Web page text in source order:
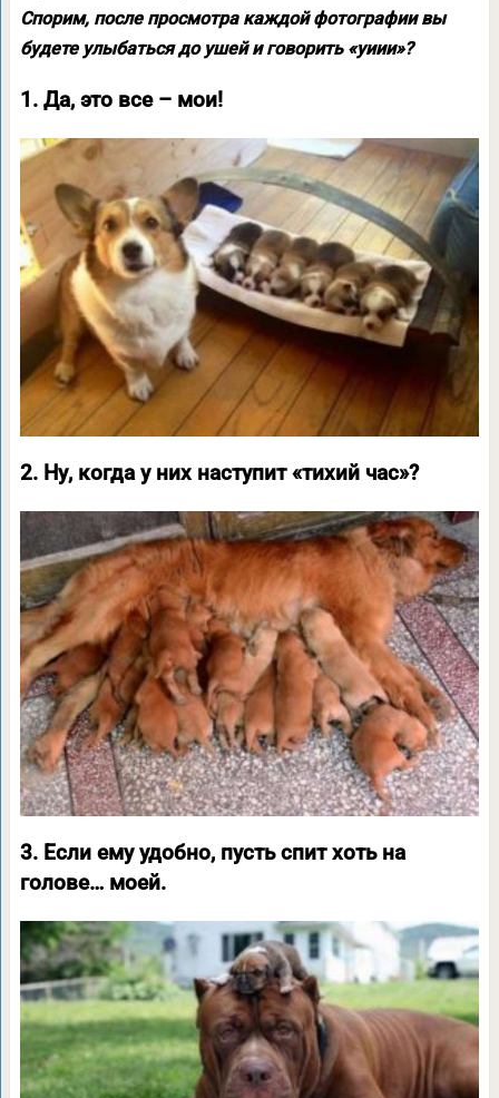
Спорим, после просмотра каждой фотографии вы
будете улыбаться до ушей и говорить «уиии»?
1. Да, это все – мои!
2. Ну, когда у них наступит «тихий час»?
3. Если ему удобно, пусть спит хоть на
голове… моей.